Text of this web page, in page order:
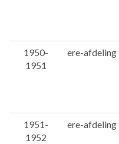
1950-
1951
ere-afdeling
1951-
1952
ere-afdeling